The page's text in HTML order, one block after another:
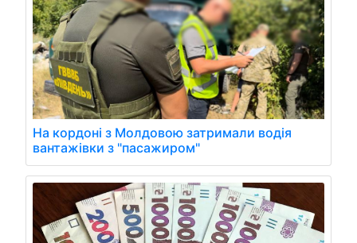
На кордоні з Молдовою затримали водія
вантажівки з "пасажиром"